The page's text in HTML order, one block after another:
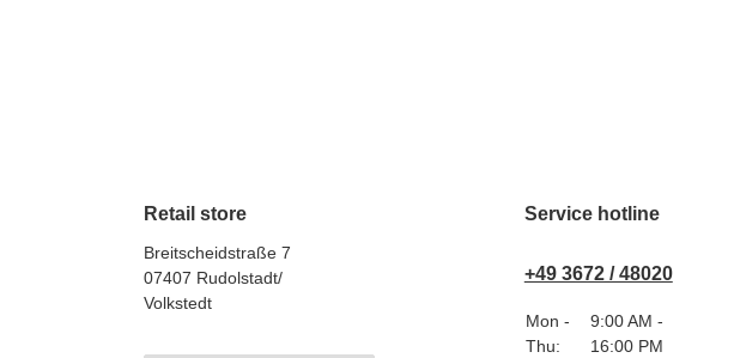
Retail store
Breitscheidstraße 7
07407 Rudolstadt/
Volkstedt
Service hotline
+49 3672 / 48020
Mon -
Thu:
9:00 AM -
16:00 PM